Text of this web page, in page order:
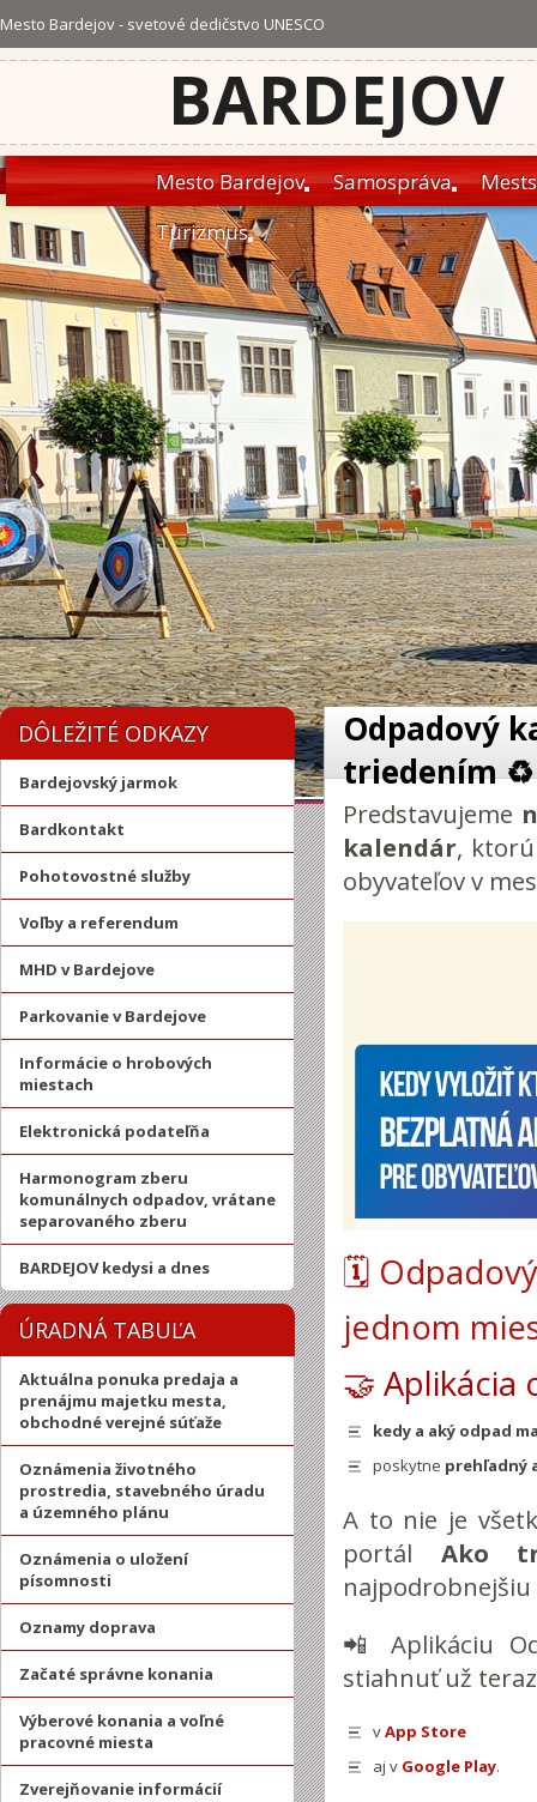
Mesto Bardejov - svetové dedičstvo UNESCO
BARDEJOV
Mesto Bardejov Samospráva
Turizmus
DÔLEŽITÉ ODKAZY
Bardejovský jarmok
Bardkontakt
Pohotovostné služby
Voľby a referendum
MHD v Bardejove
Parkovanie v Bardejove
Informácie o hrobových
miestach
Elektronická podateľňa
Harmonogram zberu
komunálnych odpadov, vrátane
separovaného zberu
BARDEJOV kedysi a dnes
ÚRADNÁ TABUĽA
Aktuálna ponuka predaja a
prenájmu majetku mesta,
obchodné verejné súťaže
Oznámenia životného
prostredia, stavebného úradu
a územného plánu
Oznámenia o uložení
písomnosti
Oznamy doprava
Začaté správne konania
Výberové konania a voľné
pracovné miesta
Zverejňovanie informácií
Odpadový
triedením ♻️
Predstavujeme
kalendár,
obyvateľov v
🗓️
jednom
🤝
kedy a aký odpad
poskytne prehľadný
A to nie je
portál Ako
📲 Aplikáciu
stiahnuť už
vApp Store
aj v Google Play.